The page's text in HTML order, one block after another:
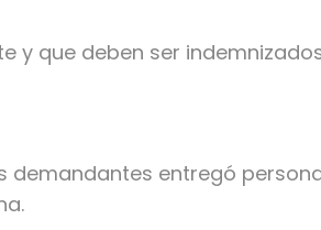
y que deben ser
demandantes entregó